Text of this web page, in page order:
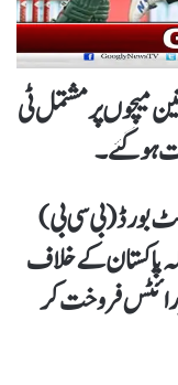
میچوں پر مشتمل ٹی
ہو گئے۔
بورڈ (بی سی بی)
پاکستان کے خلاف
رائٹس فروخت کر